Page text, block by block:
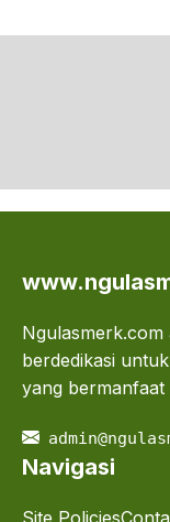
berdedikasi
yang bermanfaat
Navigasi
Site Policies